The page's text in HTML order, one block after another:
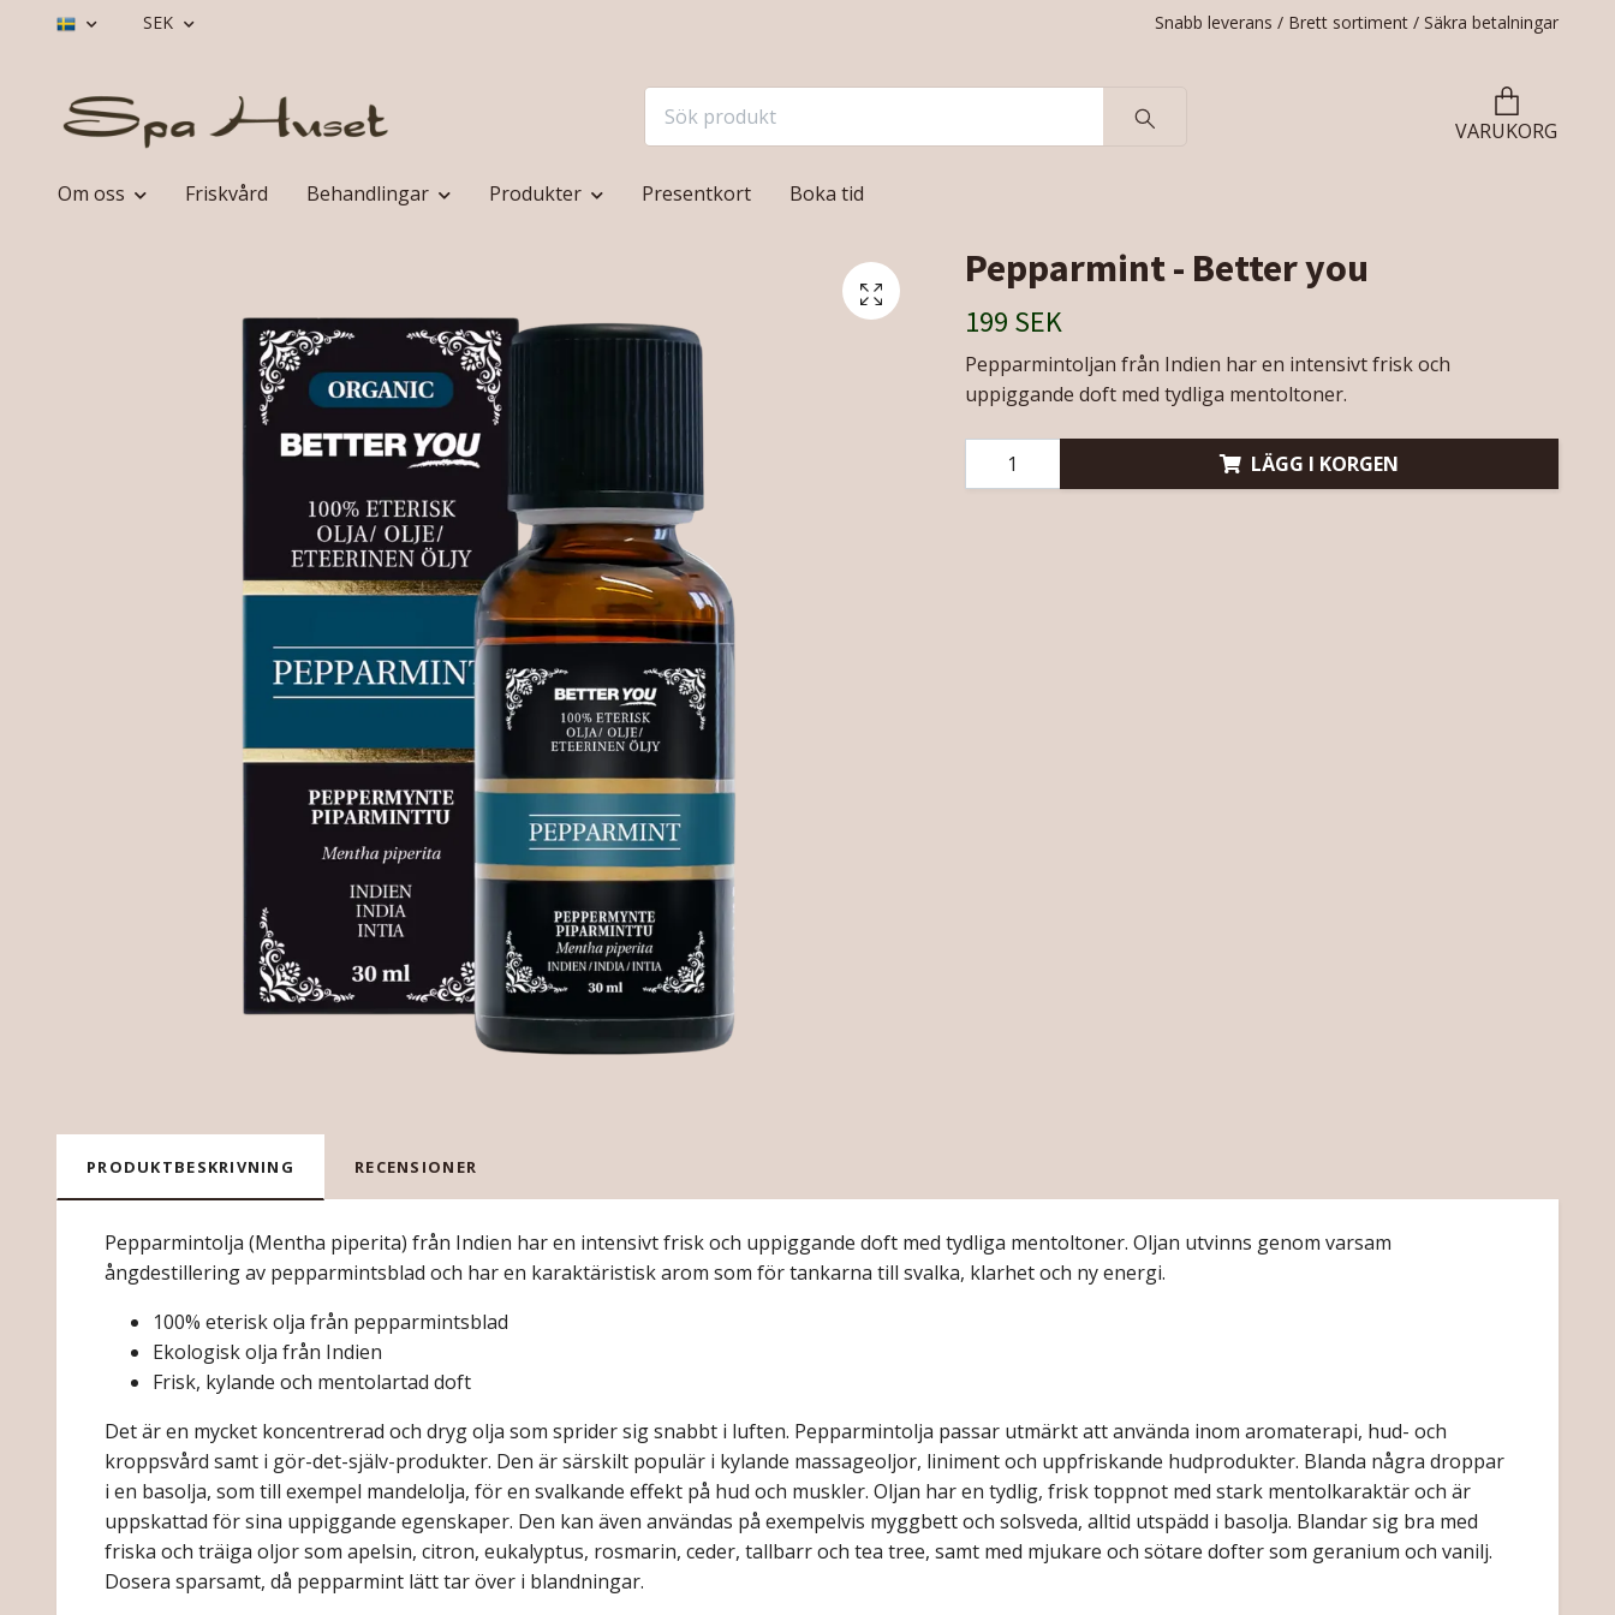
SEK Snabb leverans / Brett sortiment / Säkra betalningar
VARUKORG
Om oss Friskvård Behandlingar Produkter Presentkort Boka tid
Pepparmint - Better you
199 SEK
Pepparmintoljan från Indien har en intensivt frisk och
uppiggande doft med tydliga mentoltoner.
LÄGG I KORGEN
PRODUKTBESKRIVNING RECENSIONER
Pepparmintolja (Mentha piperita) från Indien har en intensivt frisk och uppiggande doft med tydliga mentoltoner. Oljan utvinns genom varsam
ångdestillering av pepparmintsblad och har en karaktäristisk arom som för tankarna till svalka, klarhet och ny energi.
100% eterisk olja från pepparmintsblad
Ekologisk olja från Indien
Frisk, kylande och mentolartad doft
Det är en mycket koncentrerad och dryg olja som sprider sig snabbt i luften. Pepparmintolja passar utmärkt att använda inom aromaterapi, hud- och
kroppsvård samt i gör-det-själv-produkter. Den är särskilt populär i kylande massageoljor, liniment och uppfriskande hudprodukter. Blanda några droppar
i en basolja, som till exempel mandelolja, för en svalkande effekt på hud och muskler. Oljan har en tydlig, frisk toppnot med stark mentolkaraktär och är
uppskattad för sina uppiggande egenskaper. Den kan även användas på exempelvis myggbett och solsveda, alltid utspädd i basolja. Blandar sig bra med
friska och träiga oljor som apelsin, citron, eukalyptus, rosmarin, ceder, tallbarr och tea tree, samt med mjukare och sötare dofter som geranium och vanilj.
Dosera sparsamt, då pepparmint lätt tar över i blandningar.